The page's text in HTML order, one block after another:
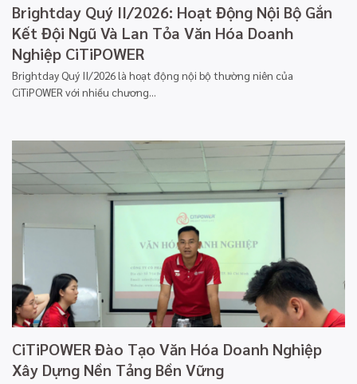
Brightday Quý II/2026: Hoạt Động Nội Bộ Gắn
Kết Đội Ngũ Và Lan Tỏa Văn Hóa Doanh
Nghiệp CiTiPOWER
Brightday Quý II/2026 là hoạt động nội bộ thường niên của
CiTiPOWER với nhiều chương...
CiTiPOWER Đào Tạo Văn Hóa Doanh Nghiệp
Xây Dựng Nền Tảng Bền Vững